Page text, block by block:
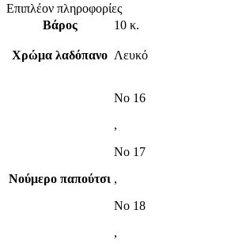
Επιπλέον πληροφορίες
Βάρος
10 κ.
Χρώμα λαδόπανο Λευκό
Νούμερο παπούτσι
No 16
,
No 17
,
No 18
,